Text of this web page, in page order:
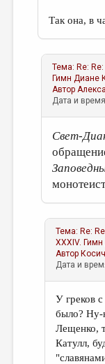
Так она, в
Тема: Re:
Гимн Диане
Автор
Дата и
Свет-
Тема: Re:
XXXIV.
Автор
Дата и
У греков
было? Ну-
Лещенко,
Катулл,